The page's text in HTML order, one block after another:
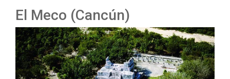
El Meco (Cancún)